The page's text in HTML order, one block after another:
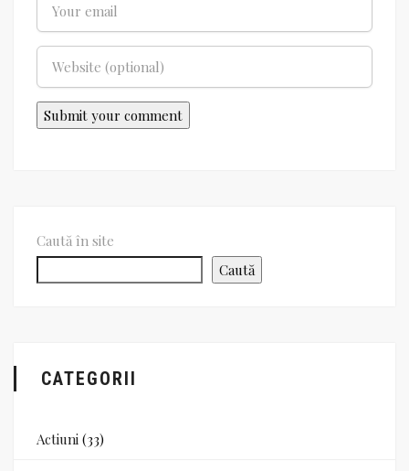
Caută în site
Caută
CATEGORII
Actiuni (33)